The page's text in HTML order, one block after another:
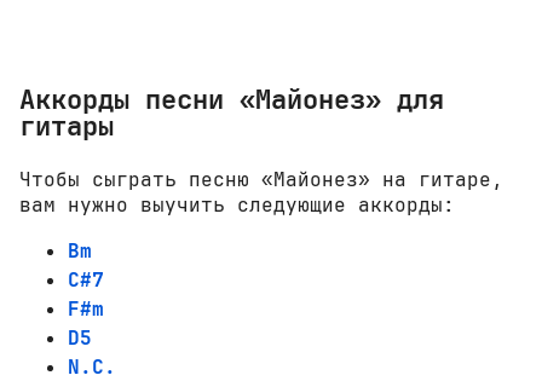
Аккорды песни «Майонез» для
гитары
Чтобы сыграть песню «Майонез» на гитаре,
вам нужно выучить следующие аккорды:
Bm
C#7
F#m
D5
N.C.